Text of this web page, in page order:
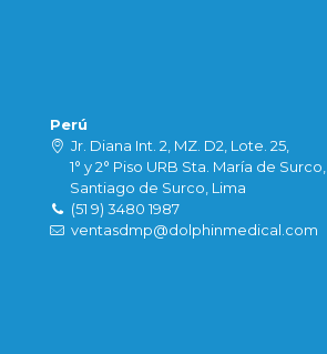
Perú
Jr. Diana Int. 2, MZ. D2, Lote. 25,
1° y 2° Piso URB Sta. María de Surco,
Santiago de Surco, Lima
(51 9) 3480 1987
ventasdmp@dolphinmedical.com